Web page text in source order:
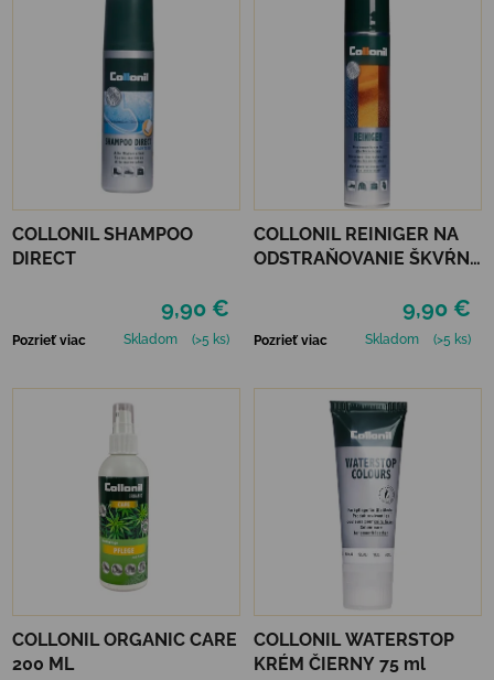
COLLONIL SHAMPOO
DIRECT
9,90 €
Pozrieť viac Skladom (>5 ks)
COLLONIL REINIGER NA
ODSTRAŇOVANIE ŠKVŔN
9,90 €
Pozrieť viac Skladom (>5 ks)
COLLONIL ORGANIC CARE
200 ML
COLLONIL WATERSTOP
KRÉM ČIERNY 75 ml